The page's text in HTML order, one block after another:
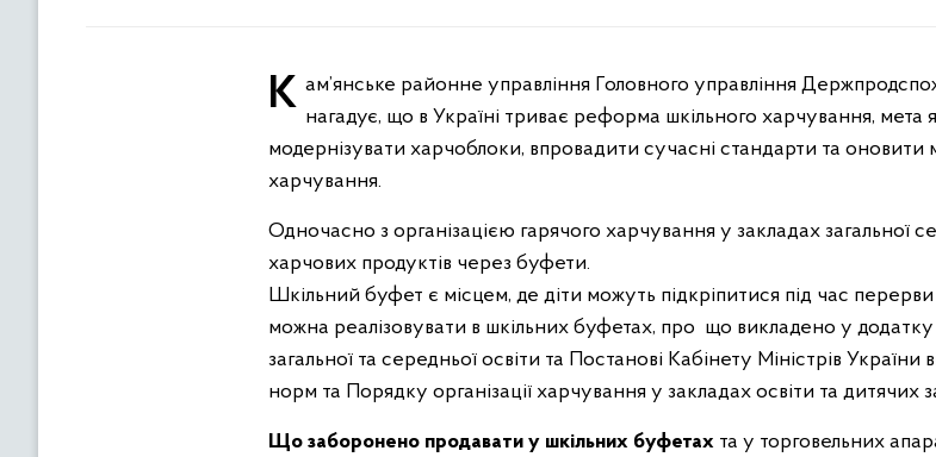
Кам’янське районне управління Головного управління Держпродспоживслужби в Дніпропетровській області нагадує, що в Україні триває реформа шкільного харчування, мета
модернізувати харчоблоки, впровадити сучасні стандарти та
харчування.
Одночасно з організацією гарячого харчування у закладах загальної
харчових продуктів через буфети.
Шкільний буфет є місцем, де діти можуть підкріпитися під час
можна реалізовувати в шкільних буфетах, про що викладено у додатку
загальної та середньої освіти та Постанові Кабінету Міністрів
норм та Порядку організації харчування у закладах освіти та дитячих
Що заборонено продавати у шкільних буфетах та у торговельних